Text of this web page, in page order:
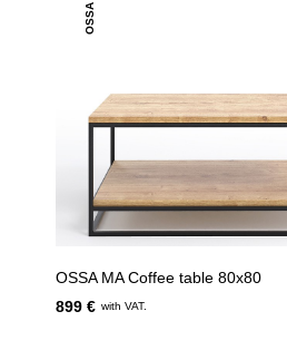
OSSA
OSSA MA Coffee table 80x80
899 € with VAT.